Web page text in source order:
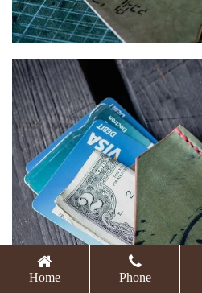
Home Phone